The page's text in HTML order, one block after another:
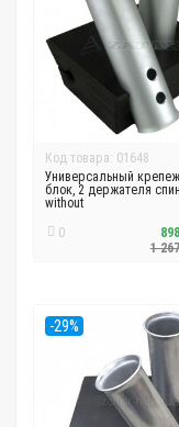
Код товара: 01648
Универсальный
блок, 2 держателя
without
0
1
-29%